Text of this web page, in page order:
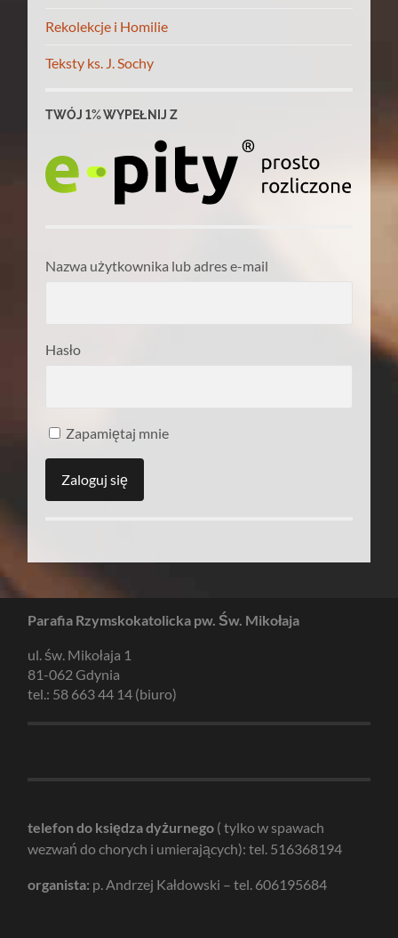
Rekolekcje i Homilie
Teksty ks. J. Sochy
TWÓJ 1% WYPEŁNIJ Z
Nazwa użytkownika lub adres e-mail
Hasło
Zapamiętaj mnie
Parafia Rzymskokatolicka pw. Św. Mikołaja
ul. św. Mikołaja 1
81-062 Gdynia
tel.: 58 663 44 14 (biuro)
telefon do księdza dyżurnego ( tylko w spawach
wezwań do chorych i umierających): tel. 516368194
organista: p. Andrzej Kałdowski – tel. 606195684